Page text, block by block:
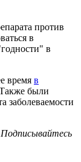
против
в
в
время в
были
заболеваемости
Подписывайтесь